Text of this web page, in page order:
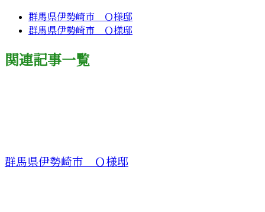
群馬県伊勢崎市 Ｏ様邸
群馬県伊勢崎市 Ｏ様邸
関連記事一覧
群馬県伊勢崎市 Ｏ様邸